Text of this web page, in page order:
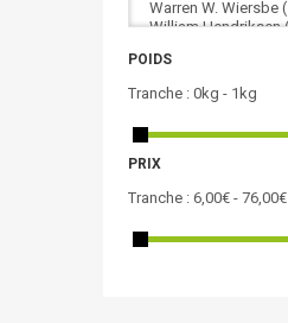
POIDS
Tranche : 0kg - 1kg
PRIX
Tranche : 6,00€ - 76,00€